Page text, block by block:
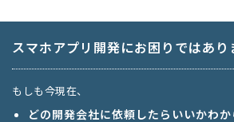
スマホアプリ開発にお困りではあり
もしも今現在、
どの開発会社に依頼したらいいかわ